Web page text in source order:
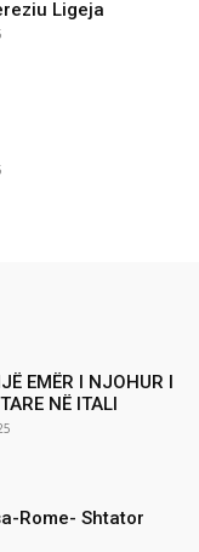
Ligeja
EMËR I NJOHUR I
NË ITALI
Rome- Shtator